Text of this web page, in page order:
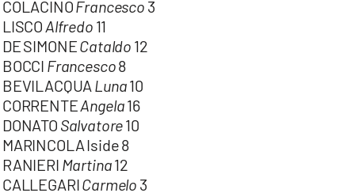
COLACINOFrancesco 3
LISCO Alfredo 11
DE SIMONECataldo 12
BOCCI Francesco8
BEVILACQUA Luna10
CORRENTEAngela16
DONATO Salvatore10
MARINCOLA Iside 8
RANIERI Martina12
CALLEGARICarmelo 3